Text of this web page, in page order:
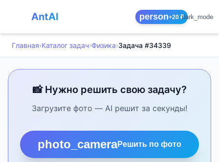
AntAI person+20 ₽dark_mode
Главная›Каталог задач›Физика›Задача #34339
📸 Нужно решить свою задачу?
Загрузите фото — AI решит за секунды!
photo_cameraРешить по фото